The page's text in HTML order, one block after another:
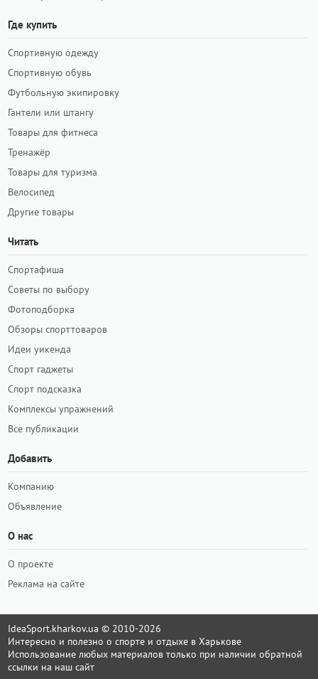
Где купить
Спортивную одежду
Спортивную обувь
Футбольную экипировку
Гантели или штангу
Товары для фитнеса
Тренажёр
Товары для туризма
Велосипед
Другие товары
Читать
Спортафиша
Советы по выбору
Фотоподборка
Обзоры спорттоваров
Идеи уикенда
Спорт гаджеты
Спорт подсказка
Комплексы упражнений
Все публикации
Добавить
Компанию
Объявление
О нас
О проекте
Реклама на сайте
IdeaSport.kharkov.ua © 2010-2026
Интересно и полезно о спорте и отдыхе в Харькове
Использование любых материалов только при наличии обратной
ссылки на наш сайт